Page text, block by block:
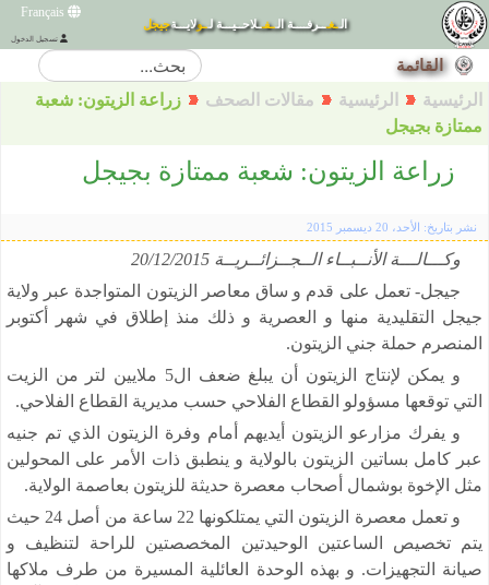
الــغـ ـفــلاحــيـــة لــولايـــةجيجل
تسجيل الدخول
القائمة
الرئيسية الرئيسية مقالات الصحف
زراعة الزيتون: شعبة
ممتازة بجيجل
زراعة الزيتون: شعبة ممتازة بجيجل
نشر بتاريخ: الأحد، 20 ديسمبر 2015
وكـــالـــة الأنــبــاء الــجــزائــريــة 20/12/2015
جيجل- تعمل على قدم و ساق معاصر الزيتون المتواجدة عبر ولاية
جيجل التقليدية منها و العصرية و ذلك منذ إطلاق في شهر أكتوبر
المنصرم حملة جني الزيتون.
و يمكن لإنتاج الزيتون أن يبلغ ضعف ال5 ملايين لتر من الزيت
التي توقعها مسؤولو القطاع الفلاحي حسب مديرية القطاع الفلاحي.
و يفرك مزارعو الزيتون أيديهم أمام وفرة الزيتون الذي تم جنيه
عبر كامل بساتين الزيتون بالولاية و ينطبق ذات الأمر على المحولين
مثل الإخوة بوشمال أصحاب معصرة حديثة للزيتون بعاصمة الولاية.
و تعمل معصرة الزيتون التي يمتلكونها 22 ساعة من أصل 24 حيث
يتم تخصيص الساعتين الوحيدتين المخصصتين للراحة لتنظيف و
صيانة التجهيزات. و بهذه الوحدة العائلية المسيرة من طرف ملاكها